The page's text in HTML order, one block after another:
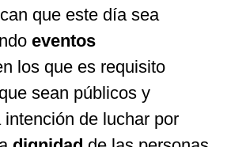
que este día sea
eventos
los que es requisito
sean públicos y
de luchar por